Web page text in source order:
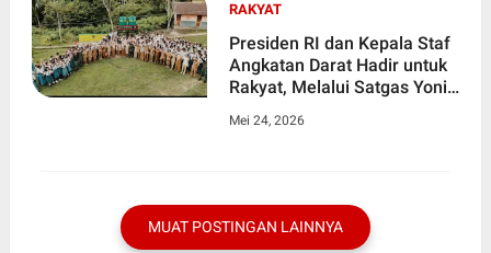
RAKYAT
Presiden RI dan Kepala Staf
Angkatan Darat Hadir untuk
Rakyat, Melalui Satgas Yonif
Bor di SMA Negeri 1 Obaa
Mei 24, 2026
MUAT POSTINGAN LAINNYA